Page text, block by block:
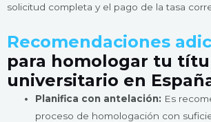
solicitud completa y el pago de la tasa
Recomendaciones
para homologar tu
universitario en
Planifica con antelación: Es
proceso de homologación con